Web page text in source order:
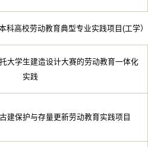
科高校劳动教育典型专业实践项目(工学）
大学生建造设计大赛的劳动教育一体化
实践
建保护与存量更新劳动教育实践项目